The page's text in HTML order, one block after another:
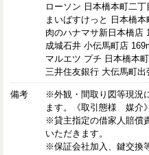
ローソン 日本橋本町二
まいばすけっと 日本橋
肉のハナマサ新日本橋店
成城石井 小伝馬町店
マルエツ プチ 日本橋本
三井住友銀行 大伝馬町
備考
※外観・間取り図等現況
ます。《取引態様 媒介》
※貸主指定の借家人賠償
いただきます。
※保証会社加入、鍵交換